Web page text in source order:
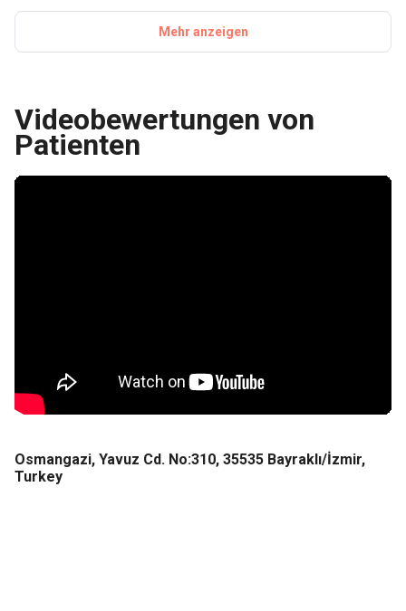
medizinischen Koordinatorin bei Bookimed, Dr. Kora,
bedanken. Durch die Buchung meiner Reise zur WestDent-
Klinik in Izmir über Bookimed entfiel der zusätzliche
der Organisation und Abwicklung aller Formalitäten mit der
Klinik in meinem Namen. Außerdem beantwortete sie alle
hatte. Dafür bin ich ihr sehr dankbar!
Mehr anzeigen
Videobewertungen von
Patienten
Osmangazi, Yavuz Cd. No:310, 35535 Bayraklı/İzmir,
Turkey